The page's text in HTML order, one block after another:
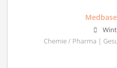
Chemie / Pharma |